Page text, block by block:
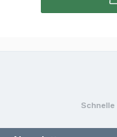
Schnelle